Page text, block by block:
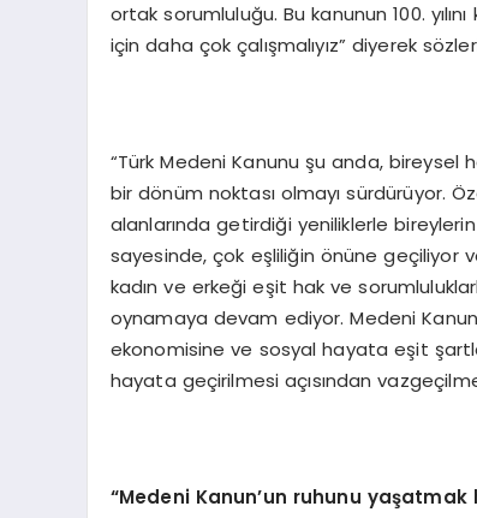
ortak sorumluluğu. Bu kanunun 100.
için daha çok çalışmalıyız” diyerek
“Türk Medeni Kanunu şu anda, bireysel
bir dönüm noktası olmayı sürdürüyor.
alanlarında getirdiği yeniliklerle
sayesinde, çok eşliliğin önüne geçiliyor
kadın ve erkeği eşit hak ve
oynamaya devam ediyor. Medeni
ekonomisine ve sosyal hayata eşit
hayata geçirilmesi açısından
“Medeni Kanun’un ruhunu yaşatmak